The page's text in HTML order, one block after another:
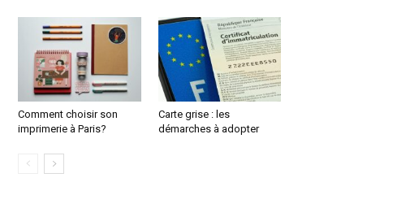
Comment choisir son
imprimerie à Paris?
Carte grise : les
démarches à adopter